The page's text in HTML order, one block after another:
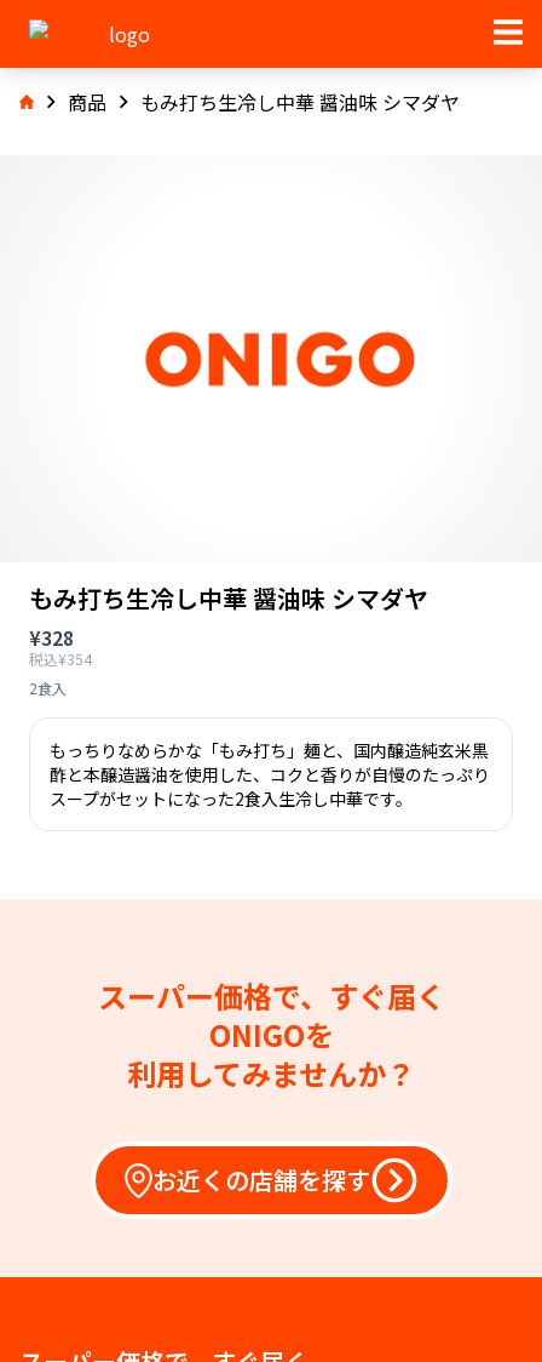
商品 もみ打ち生冷し中華 醤油味 シマダヤ
もみ打ち生冷し中華 醤油味 シマダヤ
¥328
税込¥354
2食入
もっちりなめらかな「もみ打ち」麺と、国内醸造純玄米黒
酢と本醸造醤油を使用した、コクと香りが自慢のたっぷり
スープがセットになった2食入生冷し中華です。
スーパー価格で、すぐ届く
ONIGOを
利用してみませんか？
お近くの店舗を探す